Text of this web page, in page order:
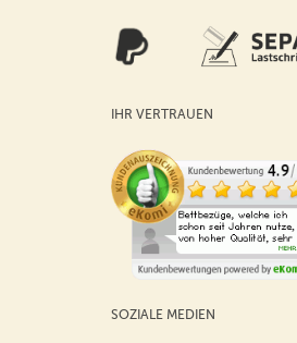
IHR VERTRAUEN
SOZIALE MEDIEN